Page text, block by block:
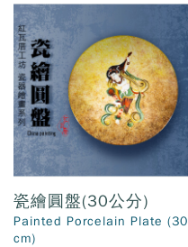
瓷繪圓盤(30公分)
Painted Porcelain Plate (30
cm)